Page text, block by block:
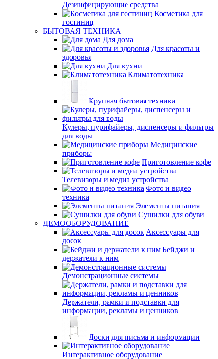
Дезинфицирующие средства
Косметика для
гостиниц
БЫТОВАЯ ТЕХНИКА
Для дома
Для красоты и
здоровья
Для кухни
Климатотехника
Крупная бытовая техника
Кулеры, пурифайеры, диспенсеры и фильтры
для воды
Медицинские
приборы
Приготовление кофе
Телевизоры и медиа устройства
Фото и видео
техника
Элементы питания
Сушилки для обуви
ДЕМООБОРУДОВАНИЕ
Аксессуары для
досок
Бейджи и
держатели к ним
Демонстрационные системы
Держатели, рамки и подставки для
информации, рекламы и ценников
Доски для письма и информации
Интерактивное оборудование